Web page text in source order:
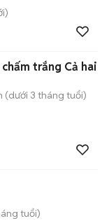
trắng Cả hai
(dưới 3 tháng tuổi)
tuổi)